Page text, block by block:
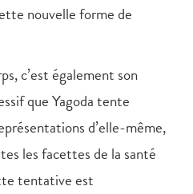
nouvelle forme de
c’est également son
que Yagoda tente
d’elle-même,
les facettes de la santé
tentative est